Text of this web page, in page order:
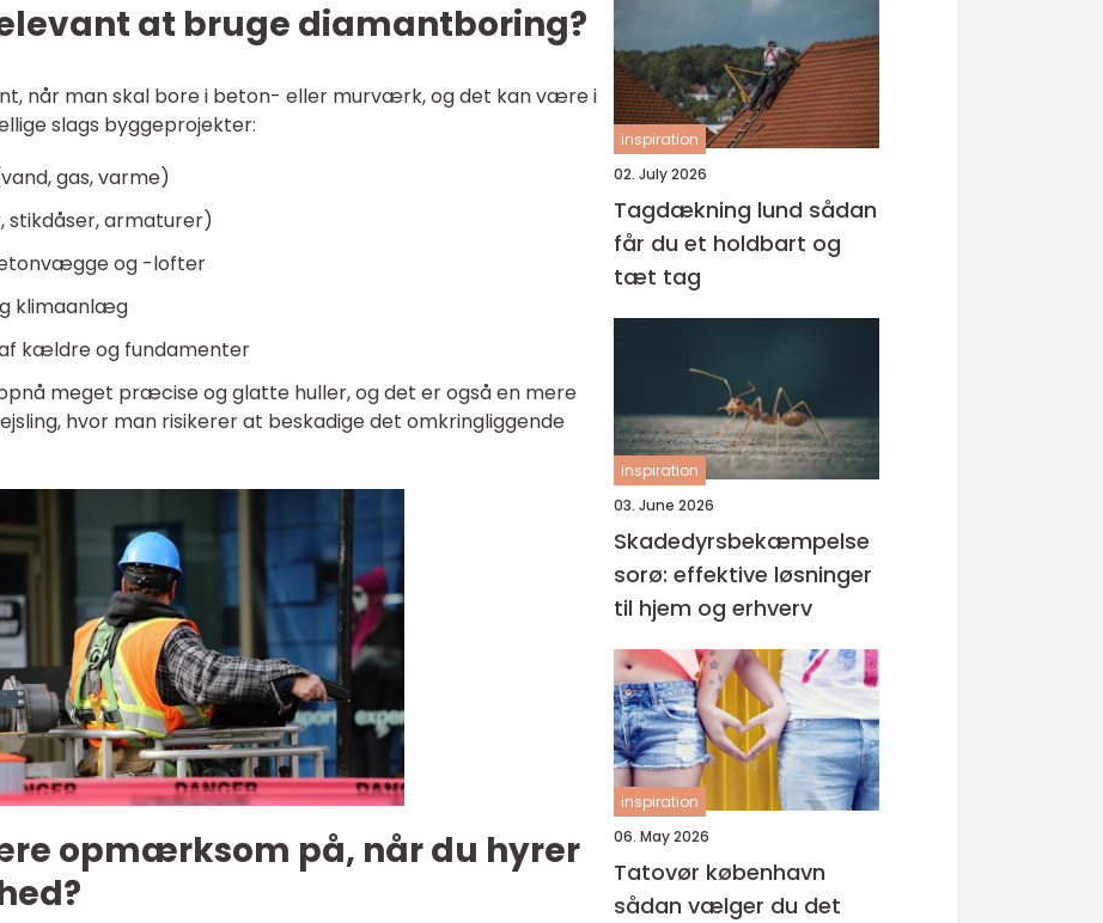
at bruge diamantboring?
når man skal bore i beton- eller murværk, og det kan være i
slags byggeprojekter:
gas, varme)
stikdåser, armaturer)
og -lofter
klimaanlæg
kældre og fundamenter
meget præcise og glatte huller, og det er også en mere
hvor man risikerer at beskadige det omkringliggende
opmærksom på, når du hyrer
inspiration
02. July 2026
Tagdækning lund sådan
får du et holdbart og
tæt tag
inspiration
03. June 2026
Skadedyrsbekæmpelse
sorø: effektive løsninger
til hjem og erhverv
inspiration
06. May 2026
Tatovør københavn
sådan vælger du det